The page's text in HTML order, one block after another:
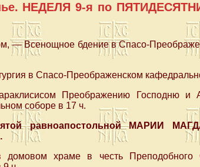
НЕДЕЛЯ 9-я по
— Всенощное бдение в Спасо-
в Спасо-Преображенском
Преображению Господню и
соборе в 17 ч.
равноапостольной МАРИИ
домовом храме в честь Преподобного